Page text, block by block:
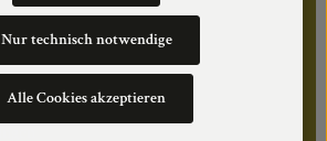
Nur technisch notwendige
Alle Cookies akzeptieren